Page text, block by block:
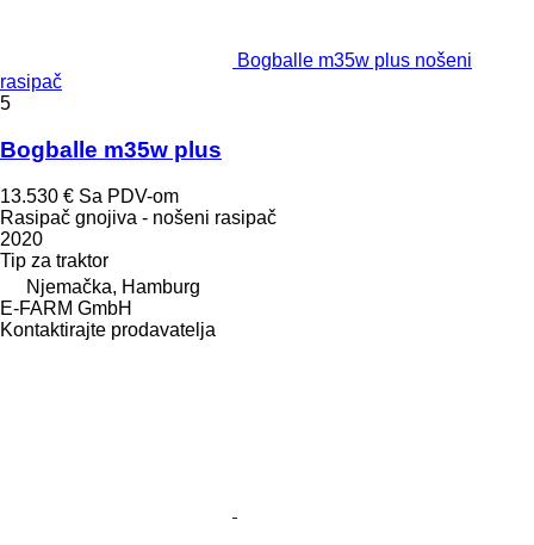
Bogballe m35w plus nošeni
rasipač
5
Bogballe m35w plus
13.530 € Sa PDV-om
Rasipač gnojiva - nošeni rasipač
2020
Tip za traktor
Njemačka, Hamburg
E-FARM GmbH
Kontaktirajte prodavatelja